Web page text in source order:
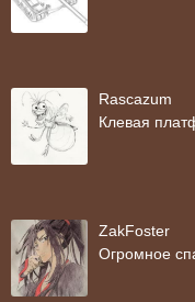
Rascazum
Клевая
ZakFoster
Огромное